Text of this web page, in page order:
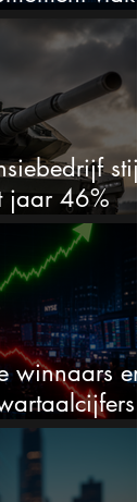
jaar 46%
winnaars en